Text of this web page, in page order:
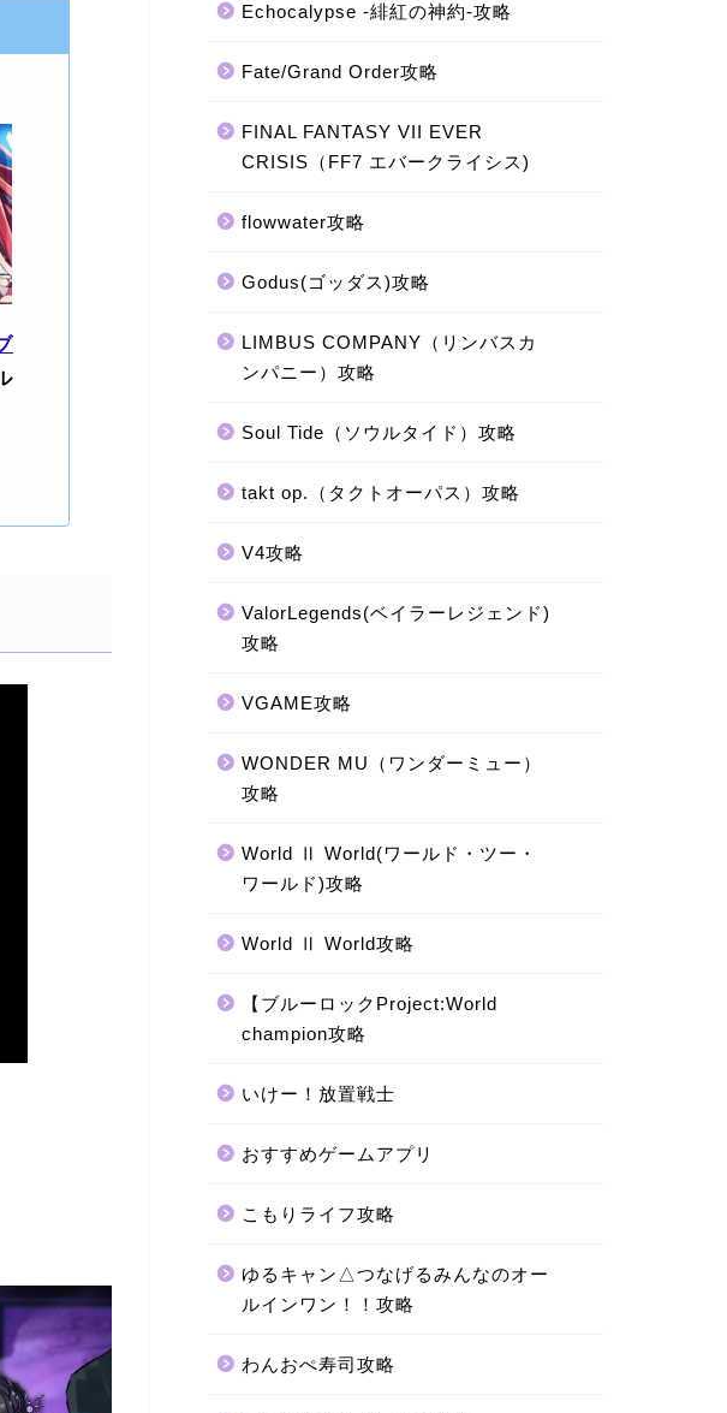
Echocalypse -緋紅の神約-攻略
Fate/Grand Order攻略
FINAL FANTASY VII EVER
CRISIS（FF7 エバークライシス)
flowwater攻略
Godus(ゴッダス)攻略
LIMBUS COMPANY（リンバスカ
ンパニー）攻略
Soul Tide（ソウルタイド）攻略
takt op.（タクトオーパス）攻略
V4攻略
ValorLegends(ベイラーレジェンド)
攻略
VGAME攻略
WONDER MU（ワンダーミュー）
攻略
World Ⅱ World(ワールド・ツー・
ワールド)攻略
World Ⅱ World攻略
【ブルーロックProject:World
champion攻略
いけー！放置戦士
おすすめゲームアプリ
こもりライフ攻略
ゆるキャン△つなげるみんなのオー
ルインワン！！攻略
わんおぺ寿司攻略